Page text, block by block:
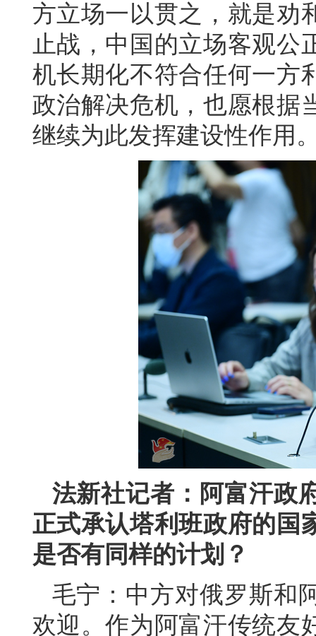
方立场一以贯之，就是劝
止战，中国的立场客观公
机长期化不符合任何一方
政治解决危机，也愿根据
继续为此发挥建设性作用
法新社记者：阿富汗政
正式承认塔利班政府的国
是否有同样的计划？
毛宁：中方对俄罗斯和
欢迎。作为阿富汗传统友